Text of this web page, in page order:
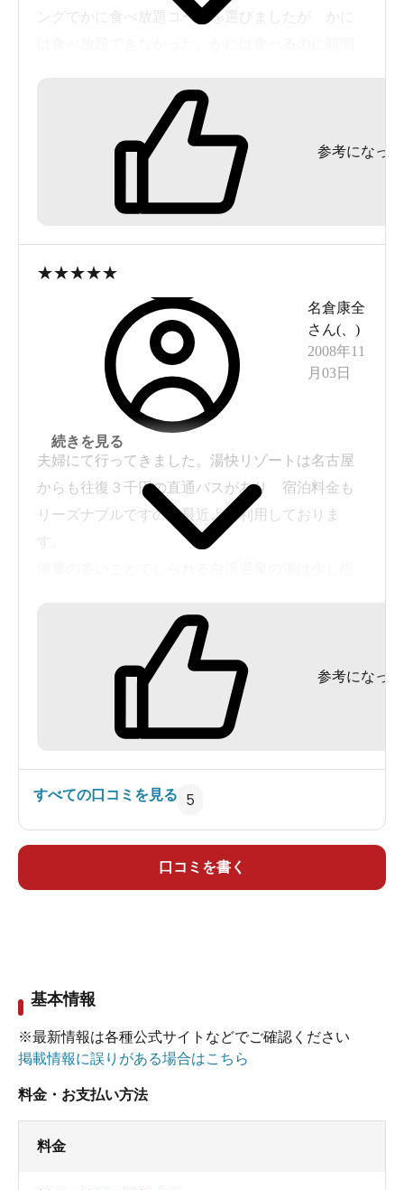
ングでかに食べ放題コースを選びましたが かに
考えたら仕方なし）シンプルに温泉に行きたいと
おもったら また利用したいし ほかの湯快リ
ゾートにも 行ってみたい
参考になった
★★★★★
名倉康全
さん(
)
2008年11
月03日
夫婦にて行ってきました。湯快リゾートは名古屋
からも往復３千円の直通バスがあり 宿泊料金も
リーズナブルですので最近よく利用しておりま
す。
近くに千畳敷、三段壁等見どころ多く楽しめま
ホテル直行のバスがあり、年中同一料金の湯快リ
は京阪神、名古屋地区では人気があるようです。
続きを見る
参考になった
すべての口コミを見る 5
口コミを書く
基本情報
※最新情報は各種公式サイトなどでご確認ください
掲載情報に誤りがある場合はこちら
料金・お支払い方法
料金